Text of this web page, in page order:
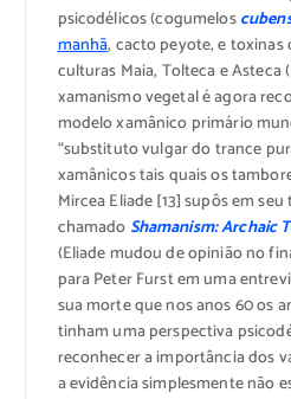
psicodélicos (cogumelos
manhã, cacto peyote, e toxinas
culturas Maia, Tolteca e Asteca
xamanismo vegetal é agora
modelo xamânico primário
“substituto vulgar do trance
xamânicos tais quais os
Mircea Eliade [13] supôs em
chamado Shamanism: Archaic
(Eliade mudou de opinião no
para Peter Furst em uma
sua morte que nos anos 60 os
tinham uma perspectiva
reconhecer a importância dos
a evidência simplesmente não